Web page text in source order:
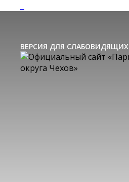
ВЕРСИЯ ДЛЯ СЛАБОВИДЯЩИХ